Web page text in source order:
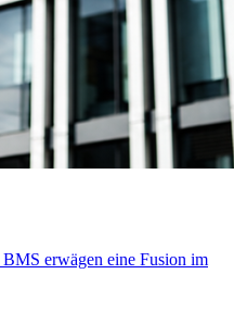
erwägen eine Fusion im